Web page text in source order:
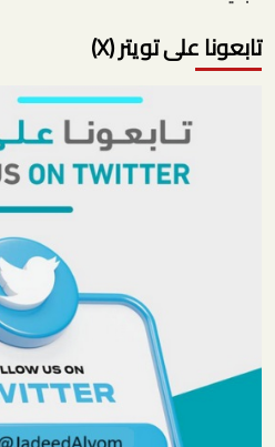
تابعونا على تويتر (X)